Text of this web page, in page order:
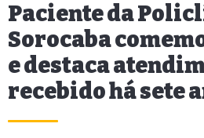
Paciente da
Sorocaba
e destaca
recebido há sete